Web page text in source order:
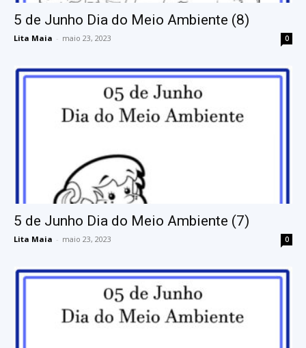
5 de Junho Dia do Meio Ambiente (8)
Lita Maia - maio 23, 2023 0
5 de Junho Dia do Meio Ambiente (7)
Lita Maia - maio 23, 2023 0